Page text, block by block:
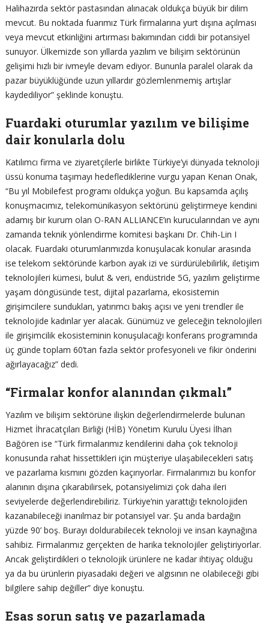
Halihazırda sektör pastasından alınacak oldukça büyük bir dilim
mevcut. Bu noktada fuarımız Türk firmalarına yurt dışına açılması
veya mevcut etkinliğini artırması bakımından ciddi bir potansiyel
sunuyor. Ülkemizde son yıllarda yazılım ve bilişim sektörünün
gelişimi hızlı bir ivmeyle devam ediyor. Bununla paralel olarak da
pazar büyüklüğünde uzun yıllardır gözlemlenmemiş artışlar
kaydediliyor” şeklinde konuştu.
Fuardaki oturumlar yazılım ve bilişime
dair konularla dolu
Katılımcı firma ve ziyaretçilerle birlikte Türkiye’yi dünyada teknoloji
üssü konuma taşımayı hedeflediklerine vurgu yapan Kenan Onak,
“Bu yıl Mobilefest programı oldukça yoğun. Bu kapsamda açılış
konuşmacımız, telekomünikasyon sektörünü geliştirmeye kendini
adamış bir kurum olan O-RAN ALLIANCE’ın kurucularından ve aynı
zamanda teknik yönlendirme komitesi başkanı Dr. Chih-Lin I
olacak. Fuardaki oturumlarımızda konuşulacak konular arasında
ise telekom sektöründe karbon ayak izi ve sürdürülebilirlik, iletişim
teknolojileri kümesi, bulut & veri, endüstride 5G, yazılım geliştirme
yaşam döngüsünde test, dijital pazarlama, ekosistemin
girişimcilere sundukları, yatırımcı bakış açısı ve yeni trendler ile
teknolojide kadınlar yer alacak. Günümüz ve geleceğin teknolojileri
ile girişimcilik ekosisteminin konuşulacağı konferans programında
üç günde toplam 60’tan fazla sektör profesyoneli ve fikir önderini
ağırlayacağız” dedi.
“Firmalar konfor alanından çıkmalı”
Yazılım ve bilişim sektörüne ilişkin değerlendirmelerde bulunan
Hizmet İhracatçıları Birliği (HİB) Yönetim Kurulu Üyesi İlhan
Bağören ise “Türk firmalarımız kendilerini daha çok teknoloji
konusunda rahat hissettikleri için müşteriye ulaşabilecekleri satış
ve pazarlama kısmını gözden kaçırıyorlar. Firmalarımızı bu konfor
alanının dışına çıkarabilirsek, potansiyelimizi çok daha ileri
seviyelerde değerlendirebiliriz. Türkiye’nin yarattığı teknolojiden
kazanabileceği inanılmaz bir potansiyel var. Şu anda bardağın
yüzde 90’ boş. Burayı doldurabilecek teknoloji ve insan kaynağına
sahibiz. Firmalarımız gerçekten de harika teknolojiler geliştiriyorlar.
Ancak geliştirdikleri o teknolojik ürünlere ne kadar ihtiyaç olduğu
ya da bu ürünlerin piyasadaki değeri ve algısının ne olabileceği gibi
bilgilere sahip değiller” diye konuştu.
Esas sorun satış ve pazarlamada